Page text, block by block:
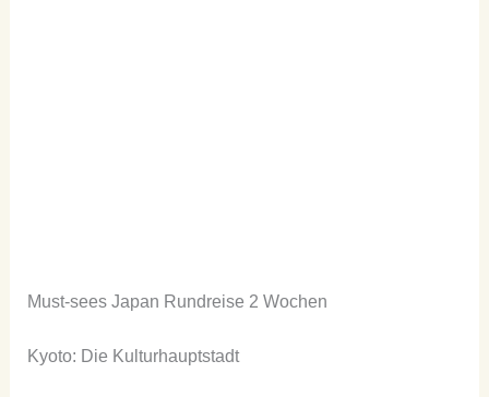
Must-sees Japan Rundreise 2 Wochen
Kyoto: Die Kulturhauptstadt